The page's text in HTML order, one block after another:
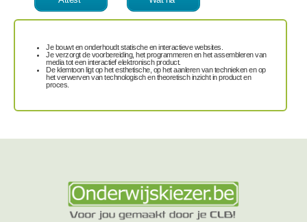
Je bouwt en onderhoudt statische en interactieve websites.
Je verzorgt de voorbereiding, het programmeren en het assembleren van
media tot een interactief elektronisch product.
De klemtoon ligt op het esthetische, op het aanleren van technieken en op
het verwerven van technologisch en theoretisch inzicht in product en
proces.